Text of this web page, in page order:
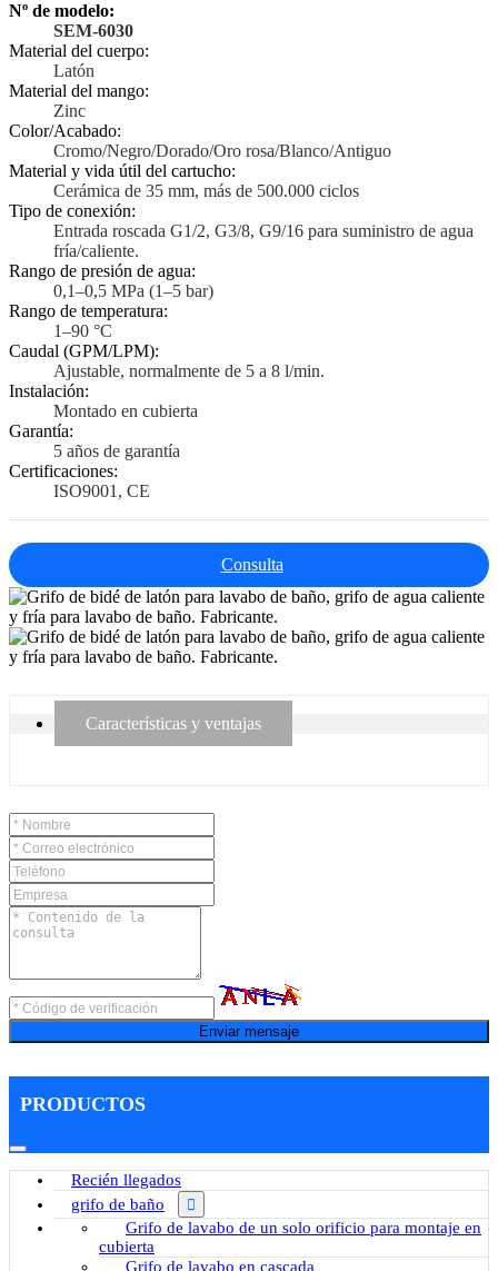
Nº de modelo:
SEM-6030
Material del cuerpo:
Latón
Material del mango:
Zinc
Color/Acabado:
Cromo/Negro/Dorado/Oro rosa/Blanco/Antiguo
Material y vida útil del cartucho:
Cerámica de 35 mm, más de 500.000 ciclos
Tipo de conexión:
Entrada roscada G1/2, G3/8, G9/16 para suministro de agua
fría/caliente.
Rango de presión de agua:
0,1–0,5 MPa (1–5 bar)
Rango de temperatura:
1–90 °C
Caudal (GPM/LPM):
Ajustable, normalmente de 5 a 8 l/min.
Instalación:
Montado en cubierta
Garantía:
5 años de garantía
Certificaciones:
ISO9001, CE
Consulta
Características y ventajas
Enviar mensaje
PRODUCTOS
Recién llegados
grifo de baño
Grifo de lavabo de un solo orificio para montaje en
cubierta
Grifo de lavabo en cascada